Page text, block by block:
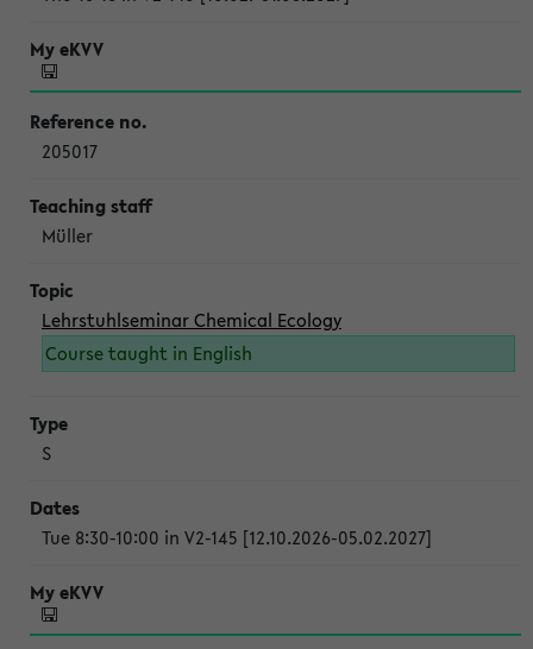
205017
Müller
Lehrstuhlseminar Chemical Ecology
Course taught in English
S
Tue 8:30-10:00 in V2-145 [12.10.2026-05.02.2027]